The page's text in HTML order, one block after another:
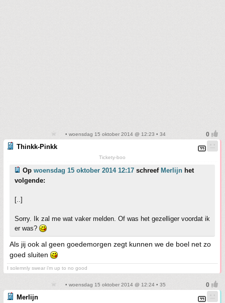
• woensdag 15 oktober 2014 @ 12:23 • 34
Thinkk-Pinkk
Tickety-boo
Op woensdag 15 oktober 2014 12:17 schreef Merlijn het
volgende:
[..]
Sorry. Ik zal me wat vaker melden. Of was het gezelliger voordat ik
er was?
Als jij ook al geen goedemorgen zegt kunnen we de boel net zo
goed sluiten
I solemnly swear i'm up to no good
• woensdag 15 oktober 2014 @ 12:24 • 35
Merlijn